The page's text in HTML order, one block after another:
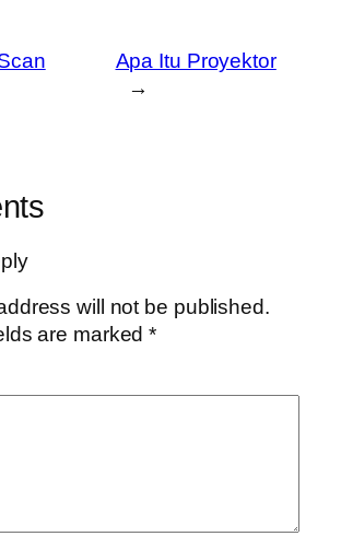
Apa Itu Proyektor
→
will not be published.
are marked*